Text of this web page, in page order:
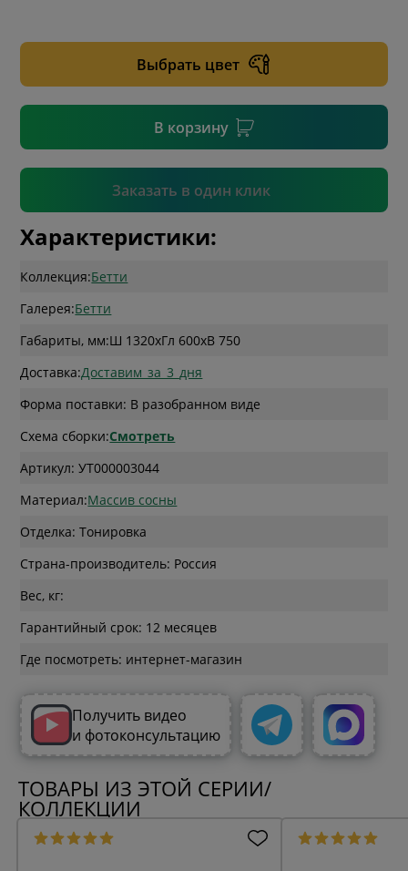
Выбрать цвет
В корзину
Заказать в один клик
Подтвердить
Характеристики:
Коллекция:Бетти
Галерея:Бетти
Габариты, мм:Ш 1320xГл 600xВ 750
Доставка:Доставим_за_3_дня
Форма поставки: В разобранном виде
Схема сборки:Смотреть
Артикул: УТ000003044
Материал:Массив сосны
Отделка: Тонировка
Страна-производитель: Россия
Вес, кг:
Гарантийный срок: 12 месяцев
Где посмотреть: интернет-магазин
Получить видео
и фотоконсультацию
ТОВАРЫ ИЗ ЭТОЙ СЕРИИ/
КОЛЛЕКЦИИ